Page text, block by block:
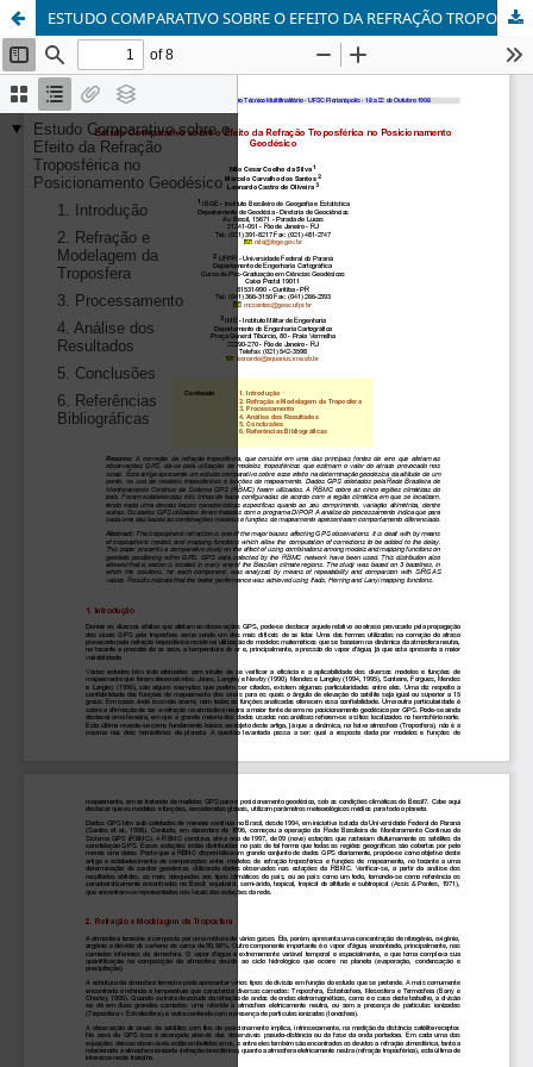
ESTUDO COMPARATIVO SOBRE O EFEITO DA REFRAÇÃO TROPOSFÉRICA NO POSICIONAMENTO GEODÉSICO